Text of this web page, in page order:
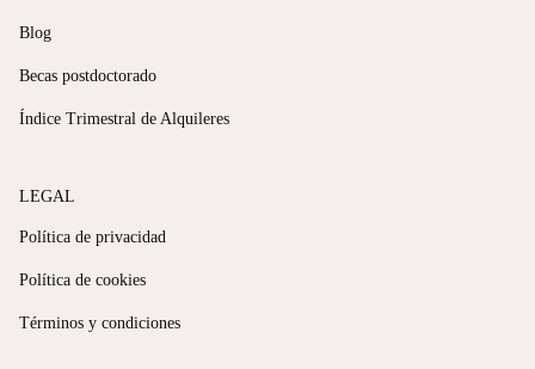
Blog
Becas postdoctorado
Índice Trimestral de Alquileres
LEGAL
Política de privacidad
Política de cookies
Términos y condiciones